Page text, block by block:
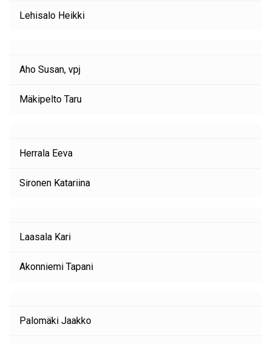
Lehisalo Heikki
Aho Susan, vpj
Mäkipelto Taru
Herrala Eeva
Sironen Katariina
Laasala Kari
Akonniemi Tapani
Palomäki Jaakko